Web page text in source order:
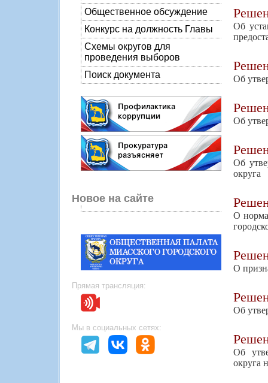
Общественное обсуждение
Конкурс на должность Главы
Схемы округов для
проведения выборов
Поиск документа
Новое на сайте
Прямая трансляция:
Мы в социальных сетях:
Об
Об
Об
Об
округа
О
О
Об
Об
округа